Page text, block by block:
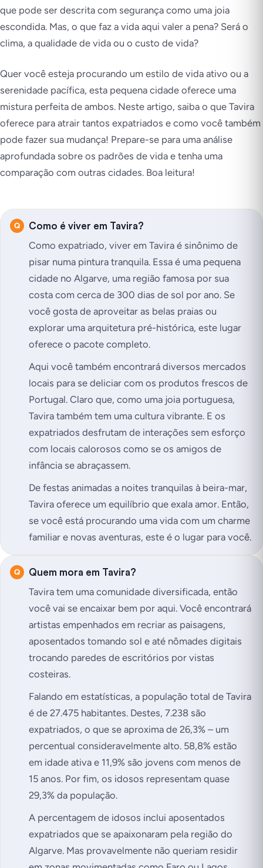
que pode ser descrita com segurança como uma joia
escondida. Mas, o que faz a vida aqui valer a pena? Será o
clima, a qualidade de vida ou o custo de vida?
Quer você esteja procurando um estilo de vida ativo ou a
serenidade pacífica, esta pequena cidade oferece uma
mistura perfeita de ambos. Neste artigo, saiba o que Tavira
oferece para atrair tantos expatriados e como você também
pode fazer sua mudança! Prepare-se para uma análise
aprofundada sobre os padrões de vida e tenha uma
comparação com outras cidades. Boa leitura!
Como é viver em Tavira?
Como expatriado, viver em Tavira é sinônimo de
pisar numa pintura tranquila. Essa é uma pequena
cidade no Algarve, uma região famosa por sua
costa com cerca de 300 dias de sol por ano. Se
você gosta de aproveitar as belas praias ou
explorar uma arquitetura pré-histórica, este lugar
oferece o pacote completo.
Aqui você também encontrará diversos mercados
locais para se deliciar com os produtos frescos de
Portugal. Claro que, como uma joia portuguesa,
Tavira também tem uma cultura vibrante. E os
expatriados desfrutam de interações sem esforço
com locais calorosos como se os amigos de
infância se abraçassem.
De festas animadas a noites tranquilas à beira-mar,
Tavira oferece um equilíbrio que exala amor. Então,
se você está procurando uma vida com um charme
familiar e novas aventuras, este é o lugar para você.
Quem mora em Tavira?
Tavira tem uma comunidade diversificada, então
você vai se encaixar bem por aqui. Você encontrará
artistas empenhados em recriar as paisagens,
aposentados tomando sol e até nômades digitais
trocando paredes de escritórios por vistas
costeiras.
Falando em estatísticas, a população total de Tavira
é de 27.475 habitantes. Destes, 7.238 são
expatriados, o que se aproxima de 26,3% – um
percentual consideravelmente alto. 58,8% estão
em idade ativa e 11,9% são jovens com menos de
15 anos. Por fim, os idosos representam quase
29,3% da população.
A percentagem de idosos inclui aposentados
expatriados que se apaixonaram pela região do
Algarve. Mas provavelmente não queriam residir